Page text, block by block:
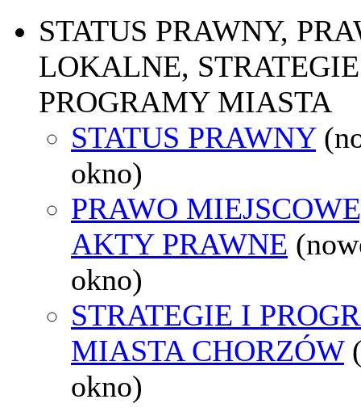
STATUS PRAWNY,
LOKALNE,
PROGRAMY MIASTA
STATUS PRAWNY
okno)
PRAWO
AKTY PRAWNE
okno)
STRATEGIE I
MIASTA CHORZÓW
okno)